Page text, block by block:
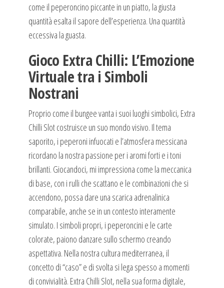
come il peperoncino piccante in un piatto, la giusta
quantità esalta il sapore dell’esperienza. Una quantità
eccessiva la guasta.
Gioco Extra Chilli: L’Emozione
Virtuale tra i Simboli
Nostrani
Proprio come il bungee vanta i suoi luoghi simbolici, Extra
Chilli Slot costruisce un suo mondo visivo. Il tema
saporito, i peperoni infuocati e l’atmosfera messicana
ricordano la nostra passione per i aromi forti e i toni
brillanti. Giocandoci, mi impressiona come la meccanica
di base, con i rulli che scattano e le combinazioni che si
accendono, possa dare una scarica adrenalinica
comparabile, anche se in un contesto interamente
simulato. I simboli propri, i peperoncini e le carte
colorate, paiono danzare sullo schermo creando
aspettativa. Nella nostra cultura mediterranea, il
concetto di “caso” e di svolta si lega spesso a momenti
di convivialità. Extra Chilli Slot, nella sua forma digitale,